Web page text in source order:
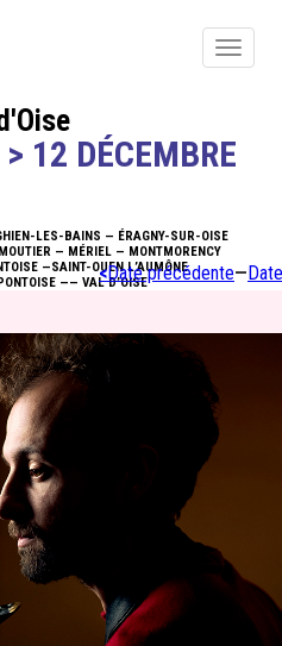
Toggle
12 DÉCEMBRE
LES-BAINS — ÉRAGNY-SUR-OISE
— MÉRIEL — MONTMORENCY
—SAINT-OUEN L’AUMÔNE
—— VAL D’OISE
<Date précédente—